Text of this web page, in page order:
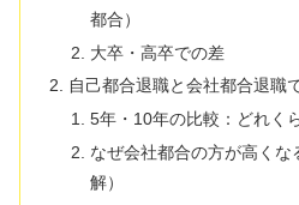
都合）
大卒・高卒での差
自己都合退職と会社都合退職
5年・10年の比較：どれく
なぜ会社都合の方が高くな
解）